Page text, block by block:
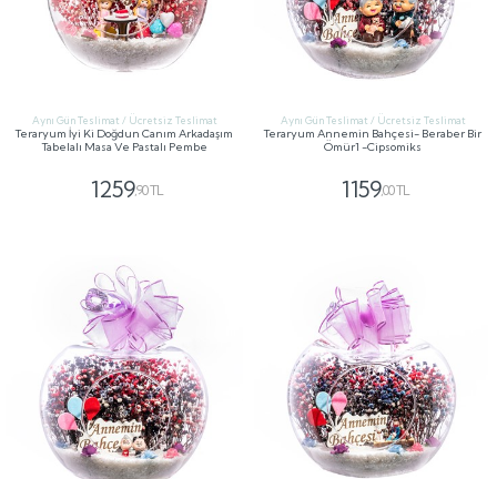
Aynı Gün Teslimat / Ücretsiz Teslimat
Teraryum İyi Ki Doğdun Canım Arkadaşım
Tabelalı Masa Ve Pastalı Pembe
1259,90 TL
Aynı Gün Teslimat / Ücretsiz Teslimat
Teraryum Annemin Bahçesi- Beraber Bir
Ömür1 -Cipsomiks
1159,00 TL